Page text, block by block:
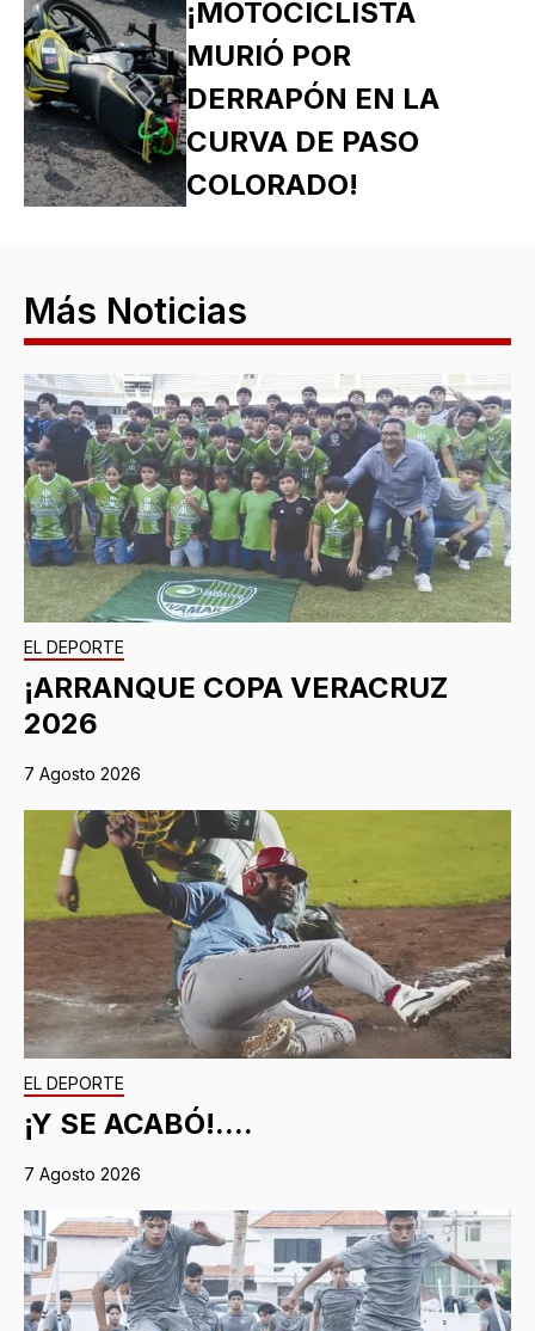
¡MOTOCICLISTA
MURIÓ POR
DERRAPÓN EN LA
CURVA DE PASO
COLORADO!
Más Noticias
EL DEPORTE
¡ARRANQUE COPA VERACRUZ
2026
7 Agosto 2026
EL DEPORTE
¡Y SE ACABÓ!....
7 Agosto 2026